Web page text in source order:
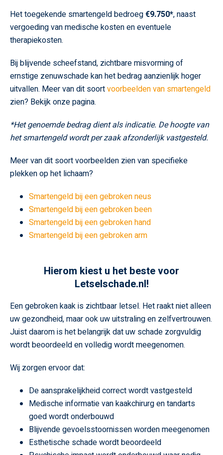
Het toegekende smartengeld bedroeg€9.750*, naast
vergoeding van medische kosten en eventuele
therapiekosten.
Bij blijvende scheefstand, zichtbare misvorming of
ernstige zenuwschade kan het bedrag aanzienlijk hoger
uitvallen. Meer van dit soortvoorbeelden van smartengeld
zien? Bekijk onze pagina.
*Het genoemde bedrag dient als indicatie. De hoogte van
het smartengeld wordt per zaak afzonderlijk vastgesteld.
Meer van dit soort voorbeelden zien van specifieke
plekken op het lichaam?
Smartengeld bij een gebroken neus
Smartengeld bij een gebroken been
Smartengeld bij een gebroken hand
Smartengeld bij een gebroken arm
Hierom kiest u het beste voor
Letselschade.nl!
Een gebroken kaak is zichtbaar letsel. Het raakt niet alleen
uw gezondheid, maar ook uw uitstraling en zelfvertrouwen.
Juist daarom is het belangrijk dat uw schade zorgvuldig
wordt beoordeeld en volledig wordt meegenomen.
Wij zorgen ervoor dat:
De aansprakelijkheid correct wordt vastgesteld
Medische informatie van kaakchirurg en tandarts
goed wordt onderbouwd
Blijvende gevoelsstoornissen worden meegenomen
Esthetische schade wordt beoordeeld